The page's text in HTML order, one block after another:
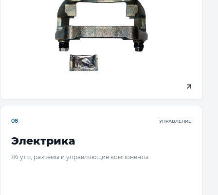
08 УПРАВЛЕНИЕ
Электрика
Жгуты, разъёмы и управляющие компоненты.